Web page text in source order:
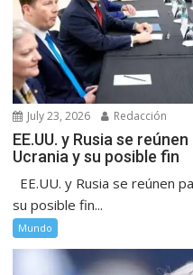
July 23, 2026 Redacción
EE.UU. y Rusia se
Ucrania y su posible fin
EE.UU. y Rusia se reúnen
su posible fin...
Mundo